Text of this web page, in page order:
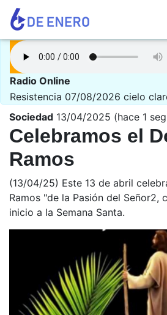
Radio Online
Resistencia 07/08/2026 cielo
Sociedad 13/04/2025 (hace 1
Celebramos el
Ramos
(13/04/25) Este 13 de abril
Ramos "de la Pasión del Señor2,
inicio a la Semana Santa.